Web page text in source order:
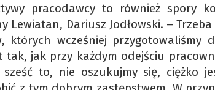
pracodawcy to również spory
Lewiatan, Dariusz Jodłowski. –
których wcześniej przygotowaliśmy
tak, jak przy każdym odejściu
sześć to, nie oszukujmy się, ciężko